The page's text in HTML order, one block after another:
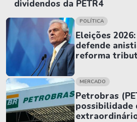
dividendos da PETR4
POLÍTICA
Eleições
defende
reforma
MERCADO
Petrobras
possibilidade